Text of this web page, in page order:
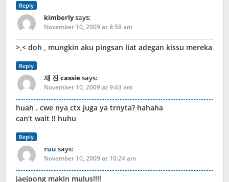
Reply
kimberlysays:
November 10, 2009 at 8:58 am
>,< doh , mungkin aku pingsan liat adegan kissu mereka
Reply
재 진 cassiesays:
November 10, 2009 at 9:43 am
huah . cwe nya ctx juga ya trnyta? hahaha
can’t wait !! huhu
Reply
ruu says:
November 10, 2009 at 10:24 am
jaejoong makin mulus!!!!